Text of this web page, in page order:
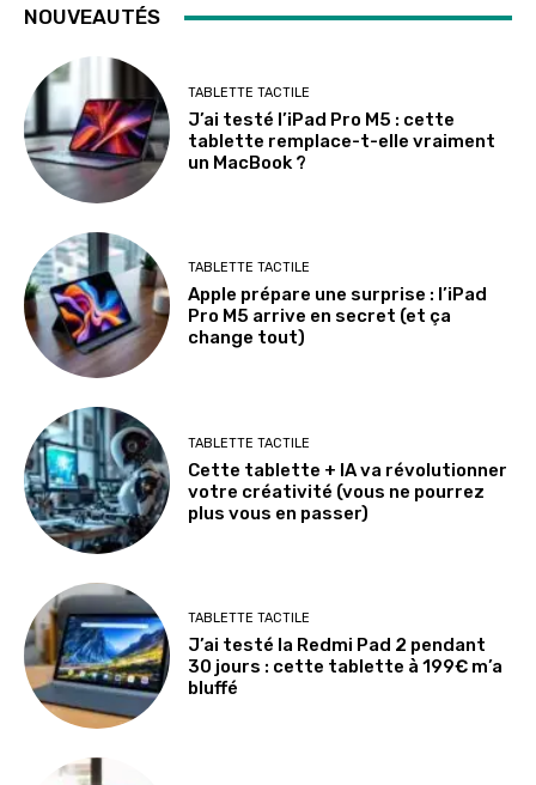
NOUVEAUTÉS
TABLETTE TACTILE
J’ai testé l’iPad Pro M5 : cette
tablette remplace-t-elle vraiment
un MacBook ?
TABLETTE TACTILE
Apple prépare une surprise : l’iPad
Pro M5 arrive en secret (et ça
change tout)
TABLETTE TACTILE
Cette tablette + IA va révolutionner
votre créativité (vous ne pourrez
plus vous en passer)
TABLETTE TACTILE
J’ai testé la Redmi Pad 2 pendant
30 jours : cette tablette à 199€ m’a
bluffé